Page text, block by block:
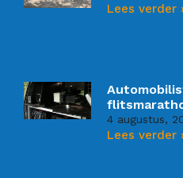
Lees verder
4 augustus,
Lees verder